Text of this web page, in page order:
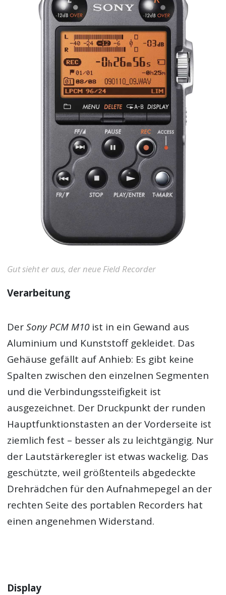
Gut sieht er aus, der neue Field Recorder
Verarbeitung
DerSony PCM M10ist in ein Gewand aus
Aluminium und Kunststoff gekleidet. Das
Gehäuse gefällt auf Anhieb: Es gibt keine
Spalten zwischen den einzelnen Segmenten
und die Verbindungssteifigkeit ist
ausgezeichnet. Der Druckpunkt der runden
Hauptfunktionstasten an der Vorderseite ist
ziemlich fest – besser als zu leichtgängig. Nur
der Lautstärkeregler ist etwas wackelig. Das
geschützte, weil größtenteils abgedeckte
Drehrädchen für den Aufnahmepegel an der
rechten Seite des portablen Recorders hat
einen angenehmen Widerstand.
Display